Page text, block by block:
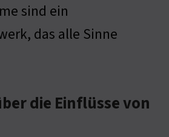
sind ein
das alle Sinne
die Einflüsse von